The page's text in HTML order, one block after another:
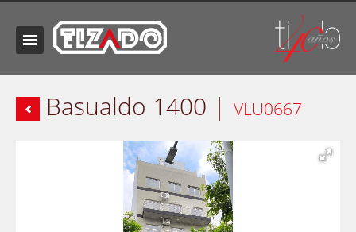
Basualdo 1400 | VLU0667